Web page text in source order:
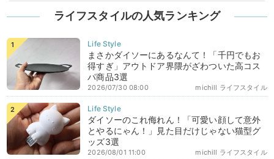
ライフスタイルの人気ランキング
まさかダイソーにあるなんて！「千円でもお
得すぎ」アウトドア界隈がざわついた高コス
パ商品3選
michill ライフスタイル
2026/07/30 08:00
ダイソーのこれ侮れん！「可愛い顔して意外
とやるにゃん！」見た目だけじゃない猫型グ
ッズ3選
michill ライフスタイル
2026/08/01 11:00